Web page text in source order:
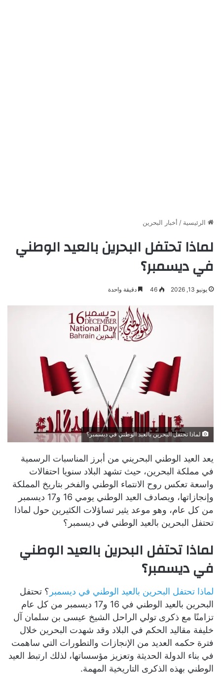
الرئيسية / أخبار البحرين
لماذا تحتفل البحرين بالعيد الوطني
في ديسمبر؟
يونيو 13, 2026 46 دقيقة واحدة
لماذا تحتفل البحرين بالعيد الوطني في ديسمبر؟
يعد العيد الوطني البحريني من أبرز المناسبات الرسمية
في مملكة البحرين، حيث تشهد البلاد سنويا احتفالات
واسعة تعكس روح الانتماء الوطني والفخر بتاريخ المملكة
وإنجازاتها، ويصادف العيد الوطني يومي 16 و17 ديسمبر
من كل عام، وهو موعد يثير تساؤلات الكثيرين حول لماذا
تحتفل البحرين بالعيد الوطني في ديسمبر؟
لماذا تحتفل البحرين بالعيد الوطني
في ديسمبر؟
لماذا تحتفل البحرين بالعيد الوطني في ديسمبر ؟ تحتفل
البحرين بالعيد الوطني في 16 و17 ديسمبر من كل عام
تزامنًا مع ذكرى تولي الراحل الشيخ عيسى بن سلمان آل
خليفة مقاليد الحكم في البلاد وقد شهدت البحرين خلال
فترة حكمه العديد من الإنجازات والتطورات التي ساهمت
في بناء الدولة الحديثة وتعزيز مؤسساتها، لذلك ارتبط العيد
الوطني بهذه الذكرى التاريخية المهمة.